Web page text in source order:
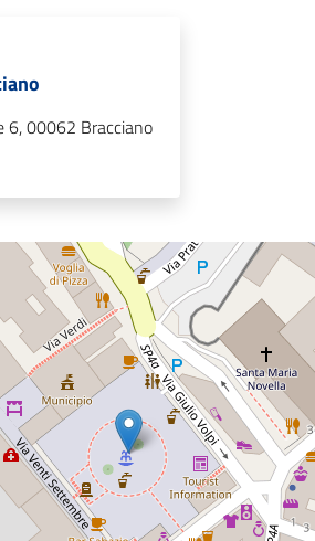
6, 00062 Bracciano